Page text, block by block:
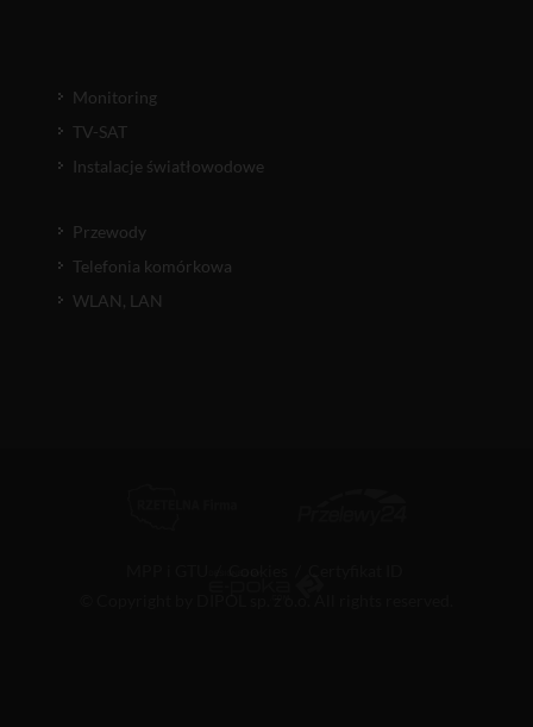
Monitoring
TV-SAT
Instalacje światłowodowe
Przewody
Telefonia komórkowa
WLAN, LAN